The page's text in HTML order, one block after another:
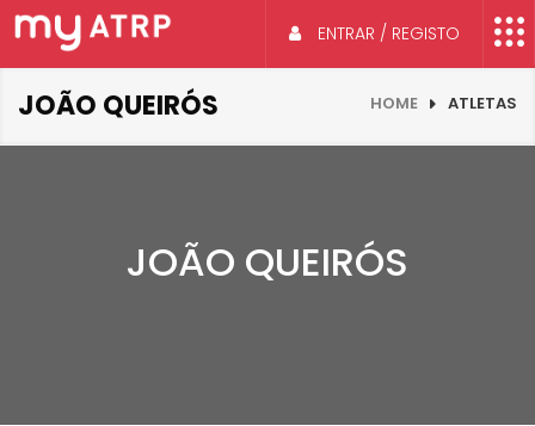
ENTRAR / REGISTO
JOÃO QUEIRÓS HOME ATLETAS
JOÃO QUEIRÓS